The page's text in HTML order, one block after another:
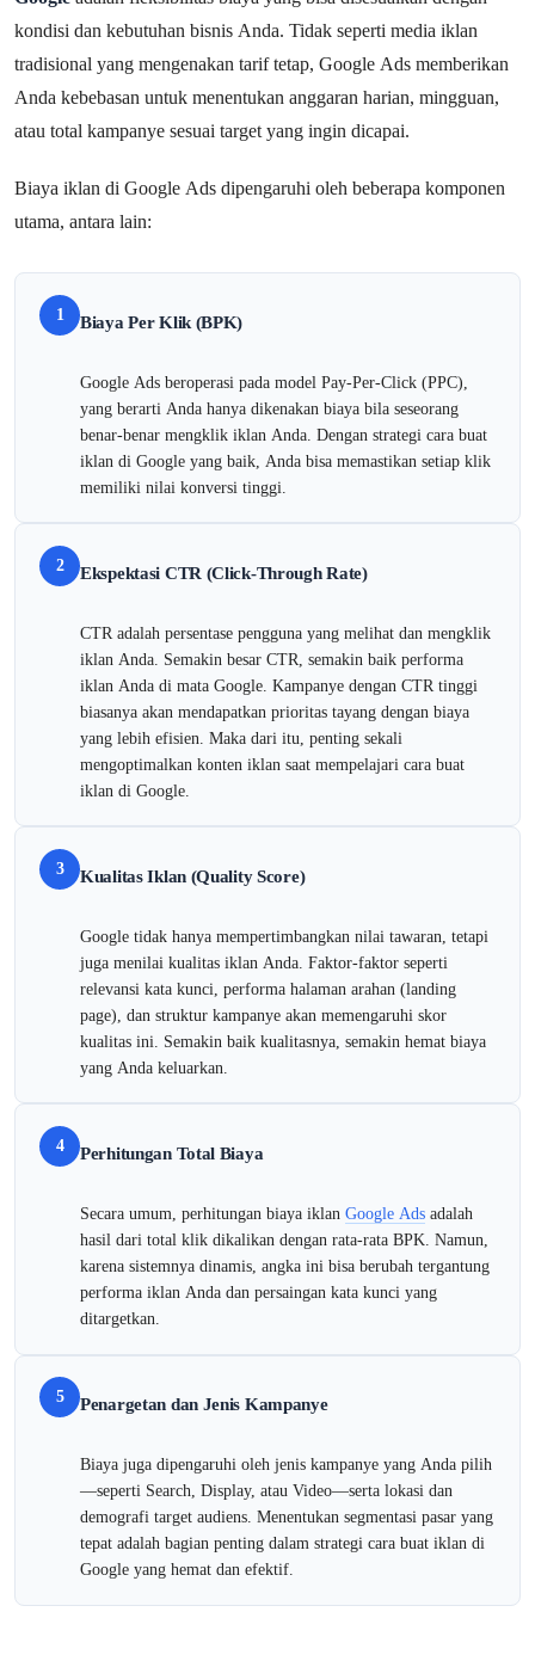
kondisi dan kebutuhan bisnis Anda. Tidak seperti media iklan
tradisional yang mengenakan tarif tetap, Google Ads memberikan
Anda kebebasan untuk menentukan anggaran harian, mingguan,
atau total kampanye sesuai target yang ingin dicapai.
Biaya iklan di Google Ads dipengaruhi oleh beberapa komponen
utama, antara lain:
1 Biaya Per Klik (BPK)
Google Ads beroperasi pada model Pay-Per-Click (PPC),
yang berarti Anda hanya dikenakan biaya bila seseorang
benar-benar mengklik iklan Anda. Dengan strategi cara buat
iklan di Google yang baik, Anda bisa memastikan setiap klik
memiliki nilai konversi tinggi.
2 Ekspektasi CTR (Click-Through Rate)
CTR adalah persentase pengguna yang melihat dan mengklik
iklan Anda. Semakin besar CTR, semakin baik performa
iklan Anda di mata Google. Kampanye dengan CTR tinggi
biasanya akan mendapatkan prioritas tayang dengan biaya
yang lebih efisien. Maka dari itu, penting sekali
mengoptimalkan konten iklan saat mempelajari cara buat
iklan di Google.
3 Kualitas Iklan (Quality Score)
Google tidak hanya mempertimbangkan nilai tawaran, tetapi
juga menilai kualitas iklan Anda. Faktor-faktor seperti
relevansi kata kunci, performa halaman arahan (landing
page), dan struktur kampanye akan memengaruhi skor
kualitas ini. Semakin baik kualitasnya, semakin hemat biaya
yang Anda keluarkan.
4 Perhitungan Total Biaya
Secara umum, perhitungan biaya iklan Google Ads adalah
hasil dari total klik dikalikan dengan rata-rata BPK. Namun,
karena sistemnya dinamis, angka ini bisa berubah tergantung
performa iklan Anda dan persaingan kata kunci yang
ditargetkan.
5 Penargetan dan Jenis Kampanye
Biaya juga dipengaruhi oleh jenis kampanye yang Anda pilih
—seperti Search, Display, atau Video—serta lokasi dan
demografi target audiens. Menentukan segmentasi pasar yang
tepat adalah bagian penting dalam strategi cara buat iklan di
Google yang hemat dan efektif.